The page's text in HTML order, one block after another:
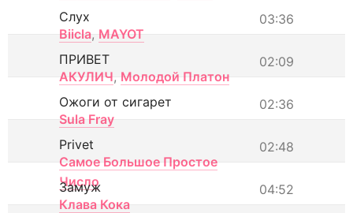
03:36
Слух
Biicla, MAYOT
02:09
ПРИВЕТ
АКУЛИЧ, Молодой Платон
02:36
Ожоги от сигарет
Sula Fray
02:48
Privet
Самое Большое Простое
Число
04:52
Замуж
Клава Кока